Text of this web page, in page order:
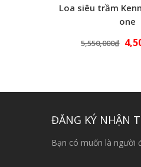
Loa siêu trầm
one
5,550,000₫
ĐĂNG KÝ NHẬN
Bạn có muốn là người